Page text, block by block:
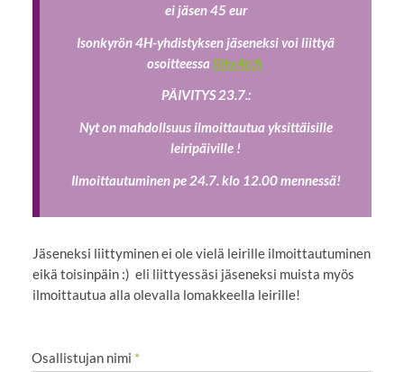
ei jäsen 45 eur
Isonkyrön 4H-yhdistyksen jäseneksi voi liittyä
osoitteessaliity.4h.fi
PÄIVITYS 23.7.:
Nyt on mahdollsuus ilmoittautua yksittäisille
leiripäiville !
Ilmoittautuminen pe 24.7. klo 12.00 mennessä!
Jäseneksi liittyminen ei ole vielä leirille ilmoittautuminen
eikä toisinpäin :) eli liittyessäsi jäseneksi muista myös
ilmoittautua alla olevalla lomakkeella leirille!
Osallistujan nimi *